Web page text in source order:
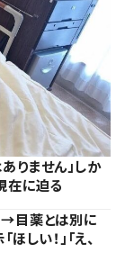
りません」しか
在に迫る
→目薬とは別に
い！」「え、